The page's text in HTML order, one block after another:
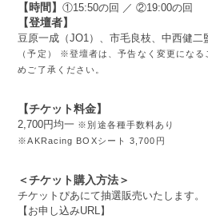
【時間】①15:50の回 ／ ②19:00の回
【登壇者】
豆原一成（JO1）、市毛良枝、中西健二
（予定）
※登壇者は、予告なく変更になる
めご了承ください。
【チケット料金】
2,700円均一 ※別途各種手数料あり
※AKRacing BOXシート 3,700円
＜チケット購入方法＞
チケットぴあにて抽選販売いたします。
【お申し込みURL】